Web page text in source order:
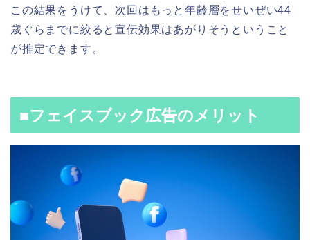
この結果をうけて、次回はもっと年齢層をせいぜい44
歳ぐらまでに絞ると宣伝効果はあがりそうということ
が推定できます。
■フェイスブック広告のメリット